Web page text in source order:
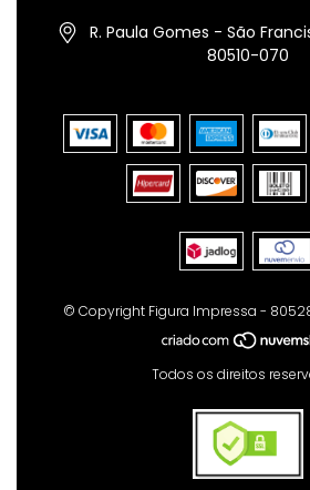
R. Paula Gomes - São
80510-070
© Copyright Figura Impressa -
Todos os direitos